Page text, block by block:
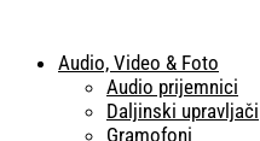
Audio, Video & Foto
Audio prijemnici
Daljinski upravljači
Gramofoni